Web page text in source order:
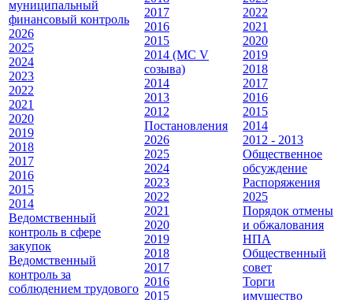
муниципальный
финансовый контроль
2026
2025
2024
2023
2022
2021
2020
2019
2018
2017
2016
2015
2014
Ведомственный
контроль в сфере
закупок
Ведомственный
контроль за
соблюдением трудового
2017
2016
2015
2014 (МС V
созыва)
2014
2013
2012
Постановления
2026
2025
2024
2023
2022
2021
2020
2019
2018
2017
2016
2015
2022
2021
2020
2019
2018
2017
2016
2015
2014
2012 - 2013
Общественное
обсуждение
Распоряжения
2025
Порядок отмены
и обжалования
НПА
Общественный
совет
Торги
имущество